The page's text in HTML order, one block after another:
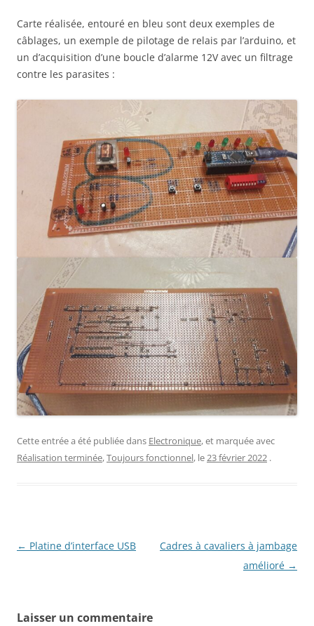
Carte réalisée, entouré en bleu sont deux exemples de
câblages, un exemple de pilotage de relais par l’arduino, et
un d’acquisition d’une boucle d’alarme 12V avec un filtrage
contre les parasites :
Cette entrée a été publiée dans Electronique, et marquée avec
Réalisation terminée,Toujours fonctionnel, le23 février 2022 .
Navigation
← Platine d’interface USB
Cadres à cavaliers à jambage
amélioré →
Laisser un commentaire